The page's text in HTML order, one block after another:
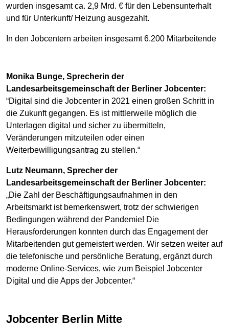
wurden insgesamt ca. 2,9 Mrd. € für den Lebensunterhalt
und für Unterkunft/ Heizung ausgezahlt.
In den Jobcentern arbeiten insgesamt 6.200 Mitarbeitende
Monika Bunge, Sprecherin der
Landesarbeitsgemeinschaft der Berliner Jobcenter:
“Digital sind die Jobcenter in 2021 einen großen Schritt in
die Zukunft gegangen. Es ist mittlerweile möglich die
Unterlagen digital und sicher zu übermitteln,
Veränderungen mitzuteilen oder einen
Weiterbewilligungsantrag zu stellen.“
Lutz Neumann, Sprecher der
Landesarbeitsgemeinschaft der Berliner Jobcenter:
„Die Zahl der Beschäftigungsaufnahmen in den
Arbeitsmarkt ist bemerkenswert, trotz der schwierigen
Bedingungen während der Pandemie! Die
Herausforderungen konnten durch das Engagement der
Mitarbeitenden gut gemeistert werden. Wir setzen weiter auf
die telefonische und persönliche Beratung, ergänzt durch
moderne Online-Services, wie zum Beispiel Jobcenter
Digital und die Apps der Jobcenter.“
Jobcenter Berlin Mitte